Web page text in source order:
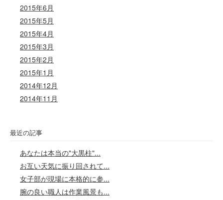
2015年6月
2015年5月
2015年4月
2015年3月
2015年2月
2015年1月
2014年12月
2014年11月
最近の記事
あなたは本当の"大黒柱"...
お互い天気に振り回されて...
女子部が現場に本格的に参...
腕の良い職人は作業風景も...